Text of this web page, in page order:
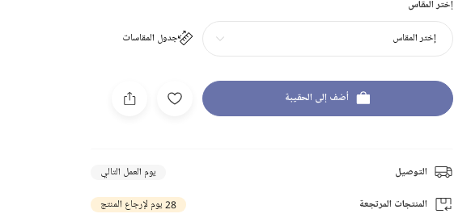
إختر المقاس
جدول المقاسات إختر المقاس
أضف إلى الحقيبة
التوصيل يوم العمل التالي
المنتجات المرتجعة 28 يوم لإرجاع المنتج